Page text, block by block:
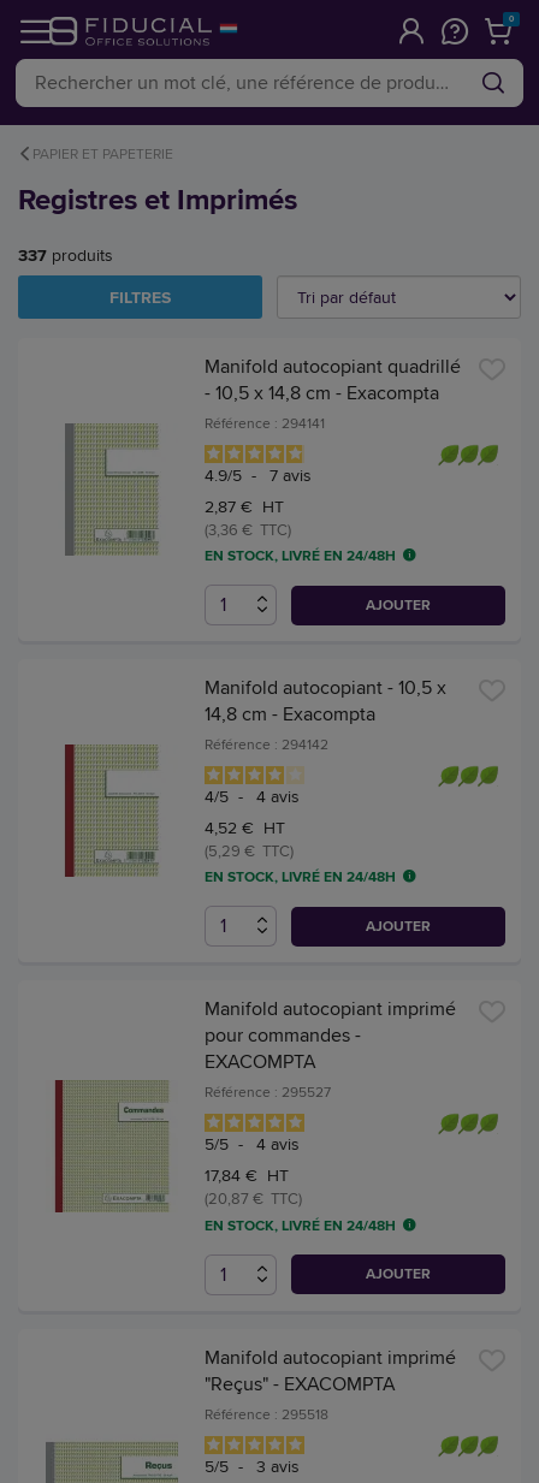
0
PAPIER ET PAPETERIE
Registres et Imprimés
337 produits
FILTRES
Manifold autocopiant quadrillé
- 10,5 x 14,8 cm - Exacompta
Référence : 294141
4.9/5 - 7 avis
2,87 € HT
(3,36 € TTC)
EN STOCK, LIVRÉ EN 24/48H
AJOUTER
Manifold autocopiant - 10,5 x
14,8 cm - Exacompta
Référence : 294142
4/5 - 4 avis
4,52 € HT
(5,29 € TTC)
EN STOCK, LIVRÉ EN 24/48H
AJOUTER
Manifold autocopiant imprimé
pour commandes -
EXACOMPTA
Référence : 295527
5/5 - 4 avis
17,84 € HT
(20,87 € TTC)
EN STOCK, LIVRÉ EN 24/48H
AJOUTER
Manifold autocopiant imprimé
"Reçus" - EXACOMPTA
Référence : 295518
5/5 - 3 avis